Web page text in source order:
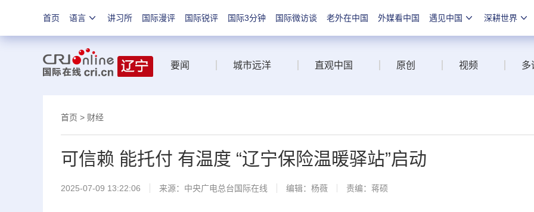
首页 语言 讲习所 国际漫评 国际锐评 国际3分钟 国际微访谈 老外在中国 外媒看中国 遇见中国 深耕世界
要闻 城市远洋 直观中国 原创 视频 多
首页 > 财经
可信赖 能托付 有温度 “辽宁保险温暖驿站”启动
2025-07-09 13:22:06 来源：中央广电总台国际在线 编辑：杨薇 责编：蒋硕